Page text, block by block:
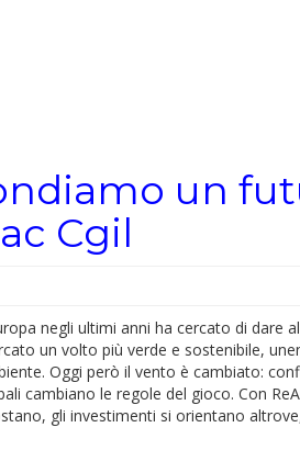
un
Cgil
negli ultimi anni ha cercato di dare
un volto più verde e sostenibile,
Oggi però il vento è cambiato:
cambiano le regole del gioco. Con
gli investimenti si orientano